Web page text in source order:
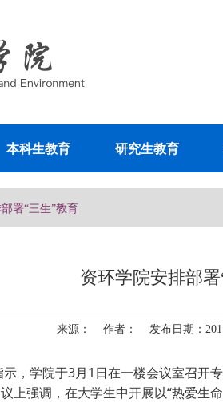
本科生教育 研究生教育
署“三生”教育
资环学院安排部
来源： 作者： 发布日期：
示，学院于3月1 日在一楼会议室召开
上强调，在大学生中开展以“热爱生